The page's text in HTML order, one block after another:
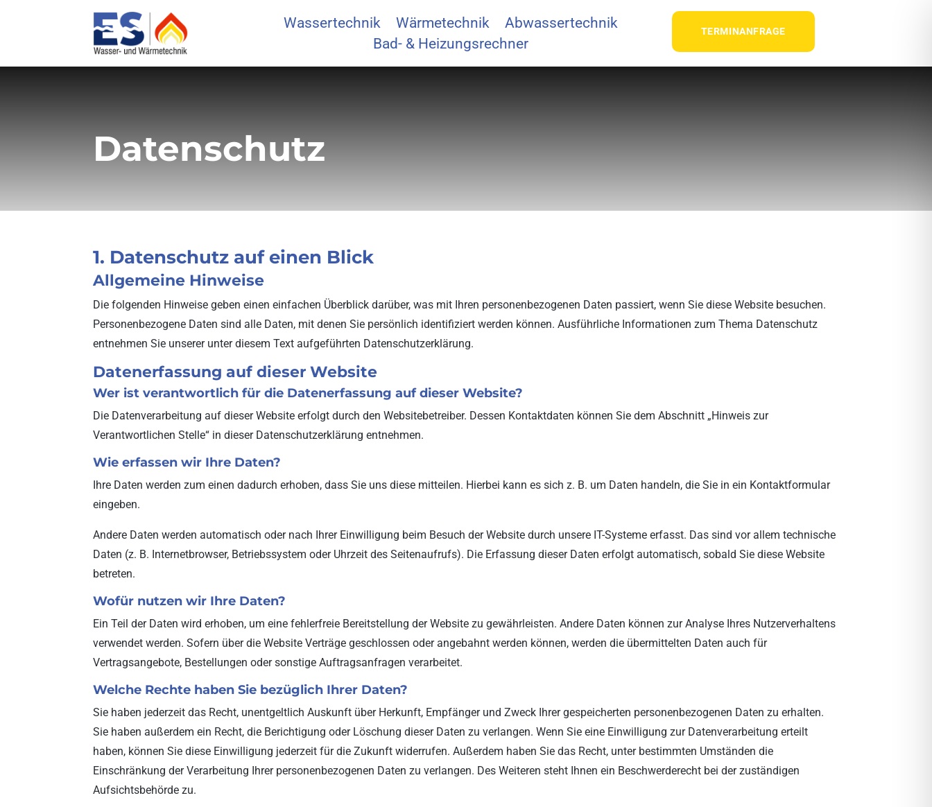
Wassertechnik Wärmetechnik
Abwassertechnik
Bad- & Heizungsrechner
TERMINANFRAGE
Datenschutz
1. Datenschutz auf einen Blick
Allgemeine Hinweise
Die folgenden Hinweise geben einen einfachen Überblick darüber, was mit Ihren personenbezogenen Daten passiert, wenn Sie diese Website besuchen.
Personenbezogene Daten sind alle Daten, mit denen Sie persönlich identifiziert werden können. Ausführliche Informationen zum Thema Datenschutz
entnehmen Sie unserer unter diesem Text aufgeführten Datenschutzerklärung.
Datenerfassung auf dieser Website
Wer ist verantwortlich für die Datenerfassung auf dieser Website?
Die Datenverarbeitung auf dieser Website erfolgt durch den Websitebetreiber. Dessen Kontaktdaten können Sie dem Abschnitt „Hinweis zur
Verantwortlichen Stelle“ in dieser Datenschutzerklärung entnehmen.
Wie erfassen wir Ihre Daten?
Ihre Daten werden zum einen dadurch erhoben, dass Sie uns diese mitteilen. Hierbei kann es sich z. B. um Daten handeln, die Sie in ein Kontaktformular
eingeben.
Andere Daten werden automatisch oder nach Ihrer Einwilligung beim Besuch der Website durch unsere IT-Systeme erfasst. Das sind vor allem technische
Daten (z. B. Internetbrowser, Betriebssystem oder Uhrzeit des Seitenaufrufs). Die Erfassung dieser Daten erfolgt automatisch, sobald Sie diese Website
betreten.
Wofür nutzen wir Ihre Daten?
Ein Teil der Daten wird erhoben, um eine fehlerfreie Bereitstellung der Website zu gewährleisten. Andere Daten können zur Analyse Ihres Nutzerverhaltens
verwendet werden. Sofern über die Website Verträge geschlossen oder angebahnt werden können, werden die übermittelten Daten auch für
Vertragsangebote, Bestellungen oder sonstige Auftragsanfragen verarbeitet.
Welche Rechte haben Sie bezüglich Ihrer Daten?
Sie haben jederzeit das Recht, unentgeltlich Auskunft über Herkunft, Empfänger und Zweck Ihrer gespeicherten personenbezogenen Daten zu erhalten.
Sie haben außerdem ein Recht, die Berichtigung oder Löschung dieser Daten zu verlangen. Wenn Sie eine Einwilligung zur Datenverarbeitung erteilt
haben, können Sie diese Einwilligung jederzeit für die Zukunft widerrufen. Außerdem haben Sie das Recht, unter bestimmten Umständen die
Einschränkung der Verarbeitung Ihrer personenbezogenen Daten zu verlangen. Des Weiteren steht Ihnen ein Beschwerderecht bei der zuständigen
Aufsichtsbehörde zu.